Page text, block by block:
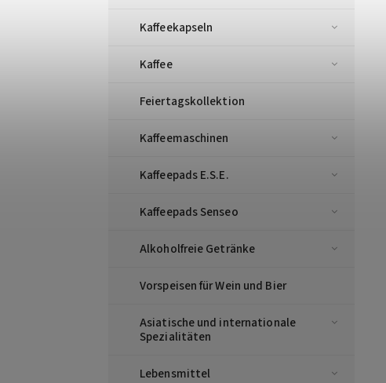
Kaffeekapseln
Kaffee
Feiertagskollektion
Kaffeemaschinen
Kaffeepads E.S.E.
Kaffeepads Senseo
Alkoholfreie Getränke
Vorspeisen für Wein und Bier
Asiatische und internationale
Spezialitäten
Lebensmittel